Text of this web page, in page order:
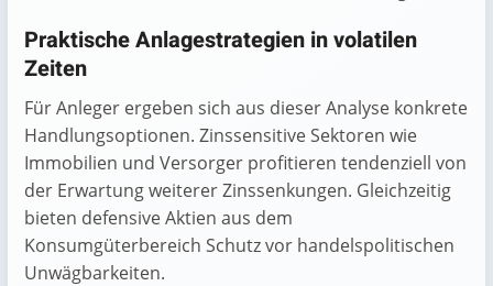
Praktische Anlagestrategien in volatilen
Zeiten
Für Anleger ergeben sich aus dieser Analyse konkrete
Handlungsoptionen. Zinssensitive Sektoren wie
Immobilien und Versorger profitieren tendenziell von
der Erwartung weiterer Zinssenkungen. Gleichzeitig
bieten defensive Aktien aus dem
Konsumgüterbereich Schutz vor handelspolitischen
Unwägbarkeiten.